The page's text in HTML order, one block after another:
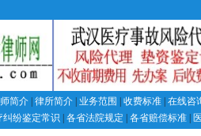
简介 律所简介 业务范围 收费标准 在线咨
纠纷鉴定常识 各省法院规定 各省赔偿标准